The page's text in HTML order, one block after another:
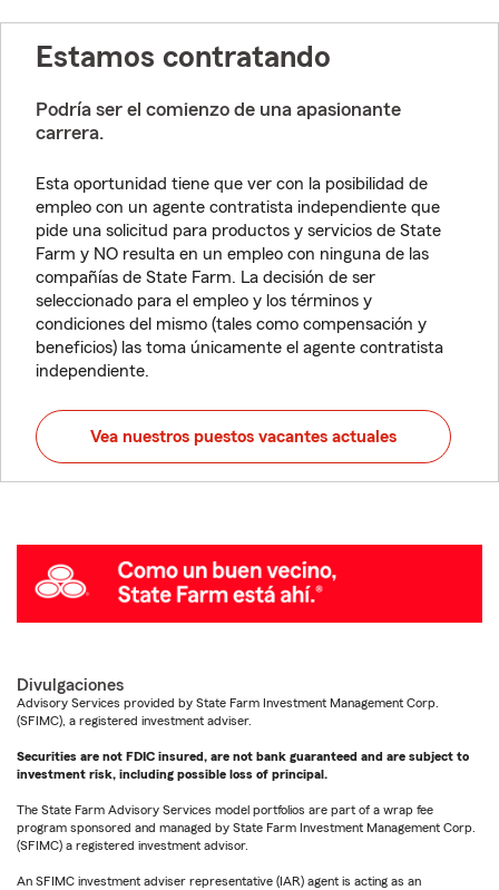
Estamos contratando
Podría ser el comienzo de una apasionante
carrera.
Esta oportunidad tiene que ver con la posibilidad de
empleo con un agente contratista independiente que
pide una solicitud para productos y servicios de State
Farm y NO resulta en un empleo con ninguna de las
compañías de State Farm. La decisión de ser
seleccionado para el empleo y los términos y
condiciones del mismo (tales como compensación y
beneficios) las toma únicamente el agente contratista
independiente.
Vea nuestros puestos vacantes actuales
Divulgaciones
Advisory Services provided by State Farm Investment Management Corp.
(SFIMC), a registered investment adviser.
Securities are not FDIC insured, are not bank guaranteed and are subject to
investment risk, including possible loss of principal.
The State Farm Advisory Services model portfolios are part of a wrap fee
program sponsored and managed by State Farm Investment Management Corp.
(SFIMC) a registered investment advisor.
An SFIMC investment adviser representative (IAR) agent is acting as an